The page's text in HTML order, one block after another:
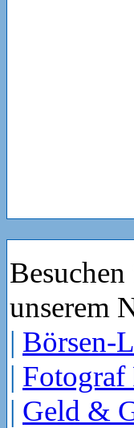
unserem
| Börsen-
| Fotograf
| Geld &